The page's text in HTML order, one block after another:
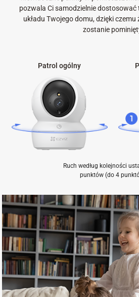
pozwala Ci samodzielnie
układu Twojego domu, dzięki
zostanie
Patrol ogólny
Ruch według kolejności
punktów (do 4